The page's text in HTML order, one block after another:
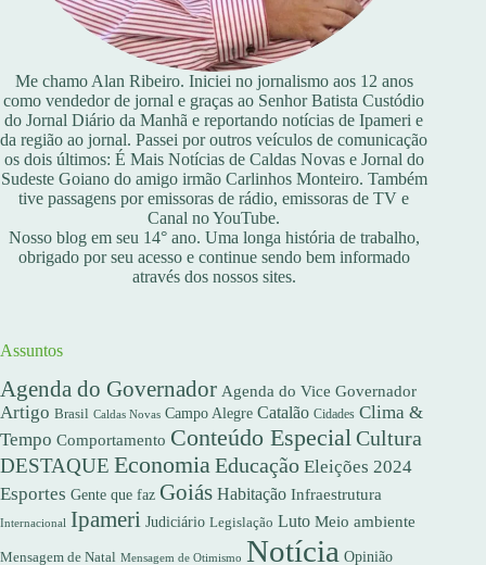
Me chamo Alan Ribeiro. Iniciei no jornalismo aos 12 anos
como vendedor de jornal e graças ao Senhor Batista Custódio
do Jornal Diário da Manhã e reportando notícias de Ipameri e
da região ao jornal. Passei por outros veículos de comunicação
os dois últimos: É Mais Notícias de Caldas Novas e Jornal do
Sudeste Goiano do amigo irmão Carlinhos Monteiro. Também
tive passagens por emissoras de rádio, emissoras de TV e
Canal no YouTube.
Nosso blog em seu 14° ano. Uma longa história de trabalho,
obrigado por seu acesso e continue sendo bem informado
através dos nossos sites.
Assuntos
Agenda do Governador Agenda do Vice Governador
Artigo Brasil Caldas Novas Campo Alegre Catalão Cidades Clima &
Tempo Comportamento Conteúdo EspecialCultura
DESTAQUE EconomiaEducação Eleições 2024
Esportes Gente que faz Goiás Habitação Infraestrutura
Internacional Ipameri Judiciário Legislação Luto Meio ambiente
Mensagem de Natal Mensagem de Otimismo Notícia Opinião